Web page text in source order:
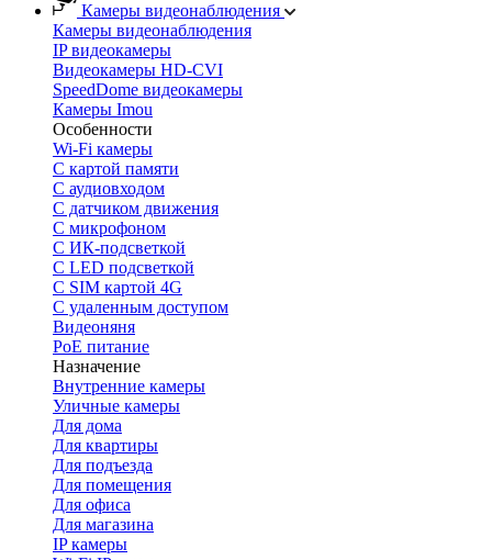
Камеры видеонаблюдения
Камеры видеонаблюдения
IP видеокамеры
Видеокамеры HD-CVI
SpeedDome видеокамеры
Камеры Imou
Особенности
Wi-Fi камеры
С картой памяти
С аудиовходом
С датчиком движения
С микрофоном
С ИК-подсветкой
С LED подсветкой
C SIM картой 4G
C удаленным доступом
Видеоняня
PoE питание
Назначение
Внутренние камеры
Уличные камеры
Для дома
Для квартиры
Для подъезда
Для помещения
Для офиса
Для магазина
IP камеры